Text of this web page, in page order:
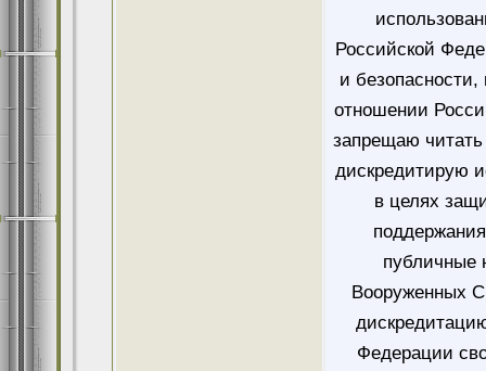
Российской
и безопасности,
отношении
запрещаю читать
дискредитирую
в целях
публичные
Вооруженных
Федерации